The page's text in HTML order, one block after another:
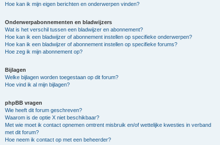
Hoe kan ik mijn eigen berichten en onderwerpen vinden?
Onderwerpabonnementen en bladwijzers
Wat is het verschil tussen een bladwijzer en abonnement?
Hoe kan ik een bladwijzer of abonnement instellen op specifieke onderwerpen?
Hoe kan ik een bladwijzer of abonnement instellen op specifieke forums?
Hoe zeg ik mijn abonnement op?
Bijlagen
Welke bijlagen worden toegestaan op dit forum?
Hoe vind ik al mijn bijlagen?
phpBB vragen
Wie heeft dit forum geschreven?
Waarom is de optie X niet beschikbaar?
Met wie moet ik contact opnemen omtrent misbruik en/of wettelijke kwesties in verband
met dit forum?
Hoe neem ik contact op met een beheerder?